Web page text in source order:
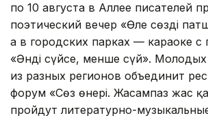
по 10 августа в Аллее писателей
поэтический вечер «Өлең сөздің
а в городских парках — караоке с
«Әнді сүйсең, менше сүй».
из разных регионов объединит
форум «Сөз өнері. Жасампаз жас
пройдут литературно-